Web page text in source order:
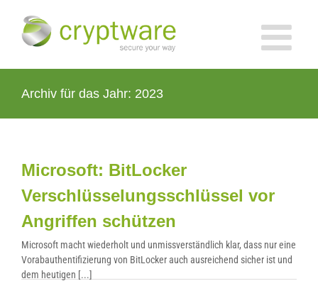
Inhalt
Archiv für das Jahr: 2023
Microsoft: BitLocker
Verschlüsselungsschlüssel vor
Angriffen schützen
Microsoft macht wiederholt und unmissverständlich klar, dass nur eine
Vorabauthentifizierung von BitLocker auch ausreichend sicher ist und
dem heutigen [...]